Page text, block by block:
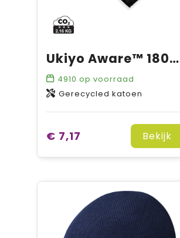
Ukiyo Aware™ 180gr 4-delige set recycled katoenen servetten
4910 op voorraad
Gerecycled katoen
€ 7,17 Bekijk